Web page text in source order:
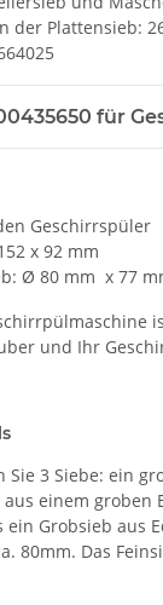
der Plattensieb:
für
Geschirrspüler
x 92 mm
Ø 80 mm x 77
und Ihr
Sie 3 Siebe: ein
aus einem
Grobsieb aus
80mm. Das